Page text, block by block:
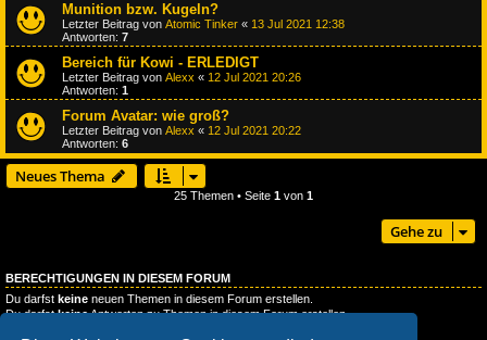
Munition bzw. Kugeln?
Letzter Beitrag von Atomic Tinker « 13 Jul 2021 12:38
Antworten: 7
Bereich für Kowi - ERLEDIGT
Letzter Beitrag von Alexx « 12 Jul 2021 20:26
Antworten: 1
Forum Avatar: wie groß?
Letzter Beitrag von Alexx « 12 Jul 2021 20:22
Antworten: 6
Neues Thema
25 Themen • Seite 1 von 1
Gehe zu
BERECHTIGUNGEN IN DIESEM FORUM
Du darfst keine neuen Themen in diesem Forum erstellen.
Du darfstkeineAntworten zu Themen in diesem Forum erstellen.